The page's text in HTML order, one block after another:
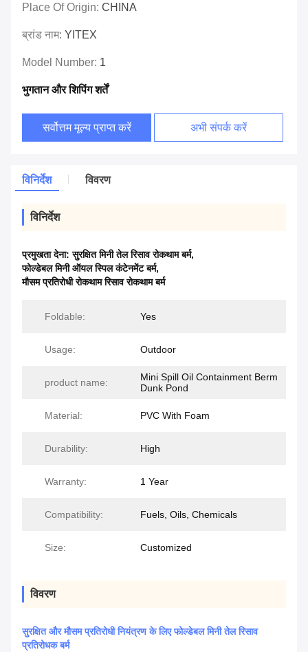
Place Of Origin: CHINA
ब्रांड नाम: YITEX
Model Number: 1
भुगतान और शिपिंग शर्तें
सर्वोत्तम मूल्य प्राप्त करें अभी संपर्क करें
विनिर्देश विवरण
विनिर्देश
प्रमुखता देना:सुरक्षित मिनी तेल रिसाव रोकथाम बर्म,
फोल्डेबल मिनी ऑयल स्पिल कंटेनमेंट बर्म,
मौसम प्रतिरोधी रोकथाम रिसाव रोकथाम बर्म
Foldable: Yes
Usage: Outdoor
product name:
Mini Spill Oil Containment Berm
Dunk Pond
Material: PVC With Foam
Durability: High
Warranty: 1 Year
Compatibility: Fuels, Oils, Chemicals
Size: Customized
विवरण
सुरक्षित और मौसम प्रतिरोधी नियंत्रण के लिए फोल्डेबल मिनी तेल रिसाव
प्रतिरोधक बर्म